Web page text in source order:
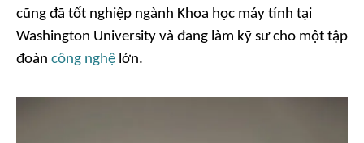
cũng đã tốt nghiệp ngành Khoa học máy tính tại
Washington University và đang làm kỹ sư cho một tập
đoàn công nghệ lớn.